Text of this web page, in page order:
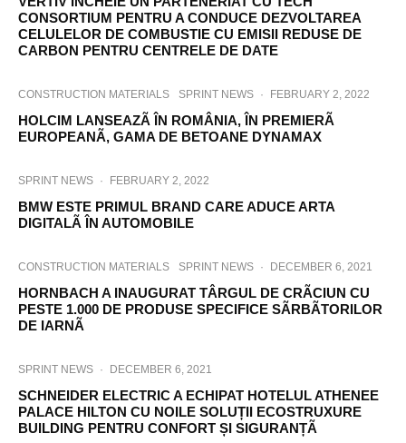
CONSORTIUM PENTRU A CONDUCE DEZVOLTAREA
CELULELOR DE COMBUSTIE CU EMISII REDUSE DE
CARBON PENTRU CENTRELE DE DATE
CONSTRUCTION MATERIALS SPRINT NEWS · FEBRUARY 2, 2022
HOLCIM LANSEAZÃ ÎN ROMÂNIA, ÎN PREMIERÃ
EUROPEANÃ, GAMA DE BETOANE DYNAMAX
SPRINT NEWS · FEBRUARY 2, 2022
BMW ESTE PRIMUL BRAND CARE ADUCE ARTA
DIGITALÃ ÎN AUTOMOBILE
CONSTRUCTION MATERIALS SPRINT NEWS · DECEMBER 6, 2021
HORNBACH A INAUGURAT TÂRGUL DE CRÃCIUN CU
PESTE 1.000 DE PRODUSE SPECIFICE SÃRBÃTORILOR
DE IARNÃ
SPRINT NEWS · DECEMBER 6, 2021
SCHNEIDER ELECTRIC A ECHIPAT HOTELUL ATHENEE
PALACE HILTON CU NOILE SOLUȚII ECOSTRUXURE
BUILDING PENTRU CONFORT ȘI SIGURANȚÃ